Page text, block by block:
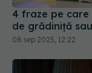
4 fraze pe care
de grădiniță
08 sep 2025, 12:22